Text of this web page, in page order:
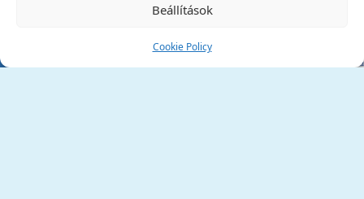
Beállítások
Cookie Policy
Tata Város Önkormányzata